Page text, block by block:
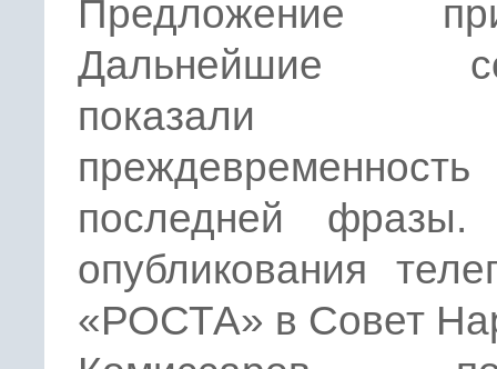
Предложение
Дальнейшие
показали
преждевременность
последней фразы.
опубликования
«РОСТА» в Совет